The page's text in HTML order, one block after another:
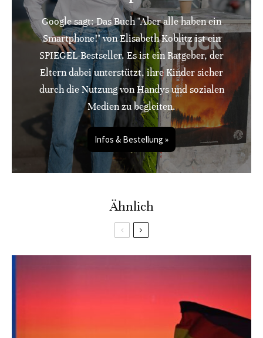
Google sagt: Das Buch "Aber alle haben ein
Smartphone!" von Elisabeth Koblitz ist ein
SPIEGEL-Bestseller. Es ist ein Ratgeber, der
Eltern dabei unterstützt, ihre Kinder sicher
durch die Nutzung von Handys und sozialen
Medien zu begleiten.
Infos & Bestellung »
Ähnlich